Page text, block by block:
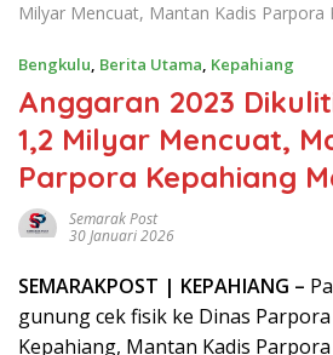
Milyar Mencuat, Mantan Kadis Parpora
Bengkulu, Berita Utama, Kepahiang
Anggaran 2023
1,2 Milyar Mencuat,
Parpora Kepahiang
Semarak Post
30 Januari 2026
SEMARAKPOST | KEPAHIANG –
gunung cek fisik ke Dinas
Kepahiang, Mantan Kadis